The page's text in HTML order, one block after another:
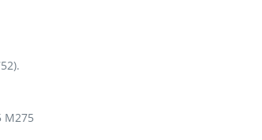
M275